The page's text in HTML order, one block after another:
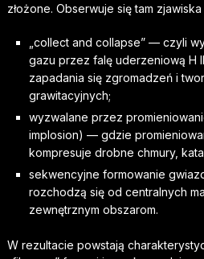
złożone. Obserwuje się tam
„collect and collapse” — czyli
gazu przez falę uderzeniową H
zapadania się zgromadzeń i
grawitacyjnych;
wyzwalane przez
implosion) — gdzie
kompresuje drobne chmury,
sekwencyjne formowanie
rozchodzą się od centralnych
zewnętrznym obszarom.
W rezultacie powstają